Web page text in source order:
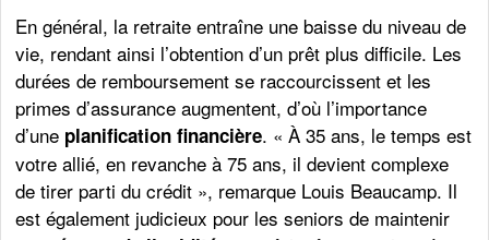
En général, la retraite entraîne une baisse du niveau de
vie, rendant ainsi l’obtention d’un prêt plus difficile. Les
durées de remboursement se raccourcissent et les
primes d’assurance augmentent, d’où l’importance
d’une planification financière. « À 35 ans, le temps est
votre allié, en revanche à 75 ans, il devient complexe
de tirer parti du crédit », remarque Louis Beaucamp. Il
est également judicieux pour les seniors de maintenir